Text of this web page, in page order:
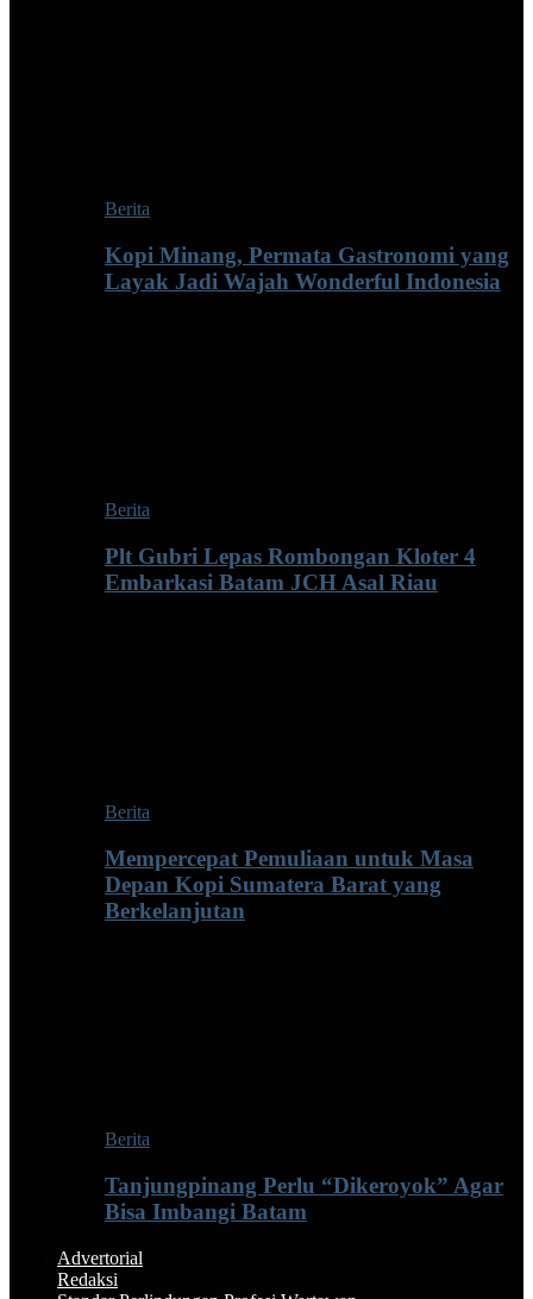
Berita
Kopi Minang, Permata Gastronomi yang
Layak Jadi Wajah Wonderful Indonesia
Berita
Plt Gubri Lepas Rombongan Kloter 4
Embarkasi Batam JCH Asal Riau
Berita
Mempercepat Pemuliaan untuk Masa
Depan Kopi Sumatera Barat yang
Berkelanjutan
Berita
Tanjungpinang Perlu “Dikeroyok” Agar
Bisa Imbangi Batam
Advertorial
Redaksi